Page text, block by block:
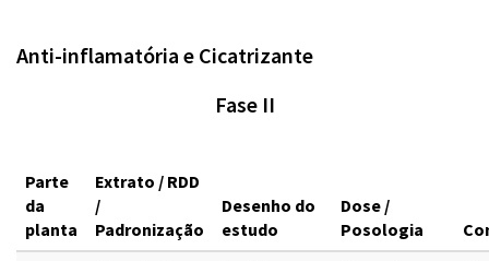
Anti-inflamatória e Cicatrizante
Fase II
Parte
da
planta
Extrato / RDD
/
Padronização
Desenho do
estudo
Dose /
Posologia